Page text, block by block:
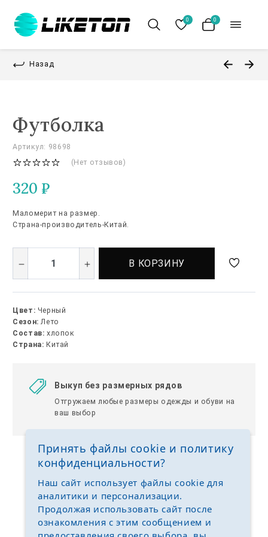
0 0
Назад
Футболка
Артикул: 98698
(Нет отзывов)
320 ₽
Маломерит на размер.
Страна-производитель-Китай.
В КОРЗИНУ
Цвет: Черный
Сезон: Лето
Состав: хлопок
Страна: Китай
Выкуп без размерных рядов
Отгружаем любые размеры одежды и обуви на
ваш выбор
Принять файлы cookie и политику
конфиденциальности?
Наш сайт использует файлы cookie для
аналитики и персонализации.
Продолжая использовать сайт после
ознакомления с этим сообщением и